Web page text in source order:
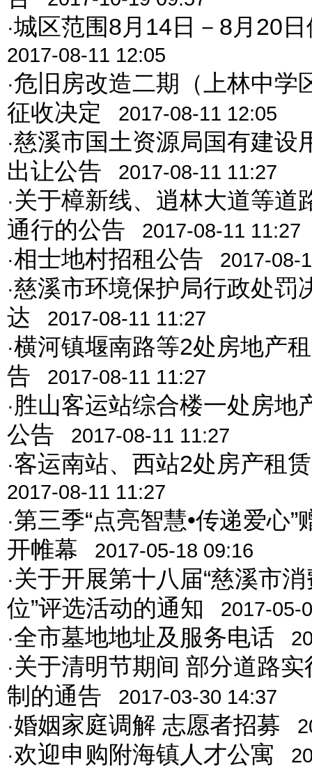
·城区范围8月14日－8月20
2017-08-11 12:05
·危旧房改造二期（上林中学
征收决定
2017-08-11 12:05
·慈溪市国土资源局国有建设
出让公告
2017-08-11 11:27
·关于樟新线、逍林大道等道
通行的公告
2017-08-11 11:27
·相士地村招租公告
2017-08-
·慈溪市环境保护局行政处罚
达
2017-08-11 11:27
·横河镇堰南路等2处房地产
告
2017-08-11 11:27
·胜山客运站综合楼一处房地
公告
2017-08-11 11:27
·客运南站、西站2处房产租
2017-08-11 11:27
·第三季“点亮智慧•传递爱心
开帷幕
2017-05-18 09:16
·关于开展第十八届“慈溪市
位”评选活动的通知
2017-05-
·全市墓地地址及服务电话
·关于清明节期间 部分道路
制的通告
2017-03-30 14:37
·婚姻家庭调解 志愿者招募
·欢迎申购附海镇人才公寓